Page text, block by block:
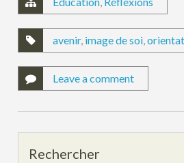
avenir, image de soi,
Leave a comment
Rechercher